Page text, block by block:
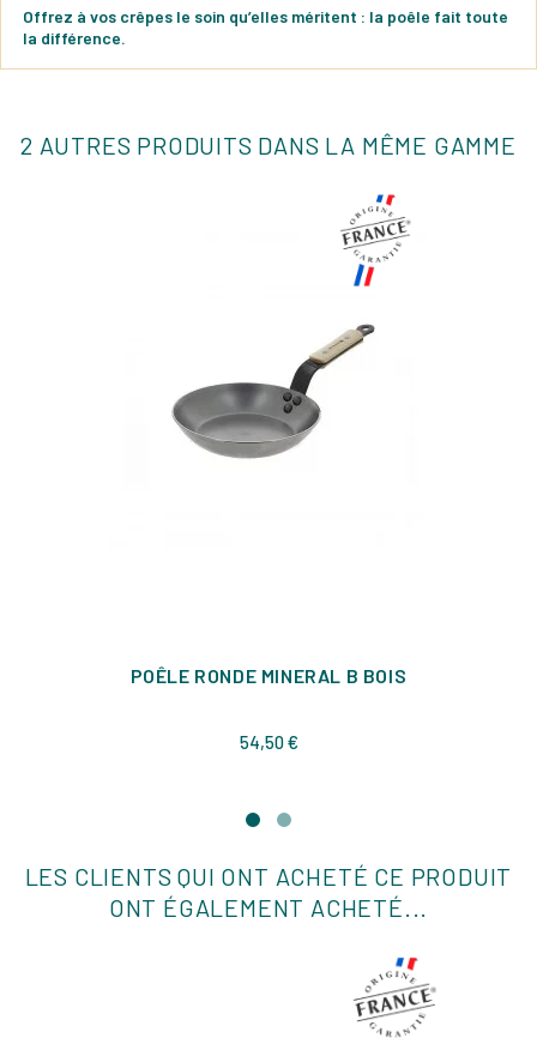
Offrez à vos crêpes le soin qu’elles méritent : la poêle fait toute
la différence.
2 AUTRES PRODUITS DANS LA MÊME GAMME
POÊLE RONDE MINERAL B BOIS
54,50 €Prix
LES CLIENTS QUI ONT ACHETÉ CE PRODUIT
ONT ÉGALEMENT ACHETÉ...